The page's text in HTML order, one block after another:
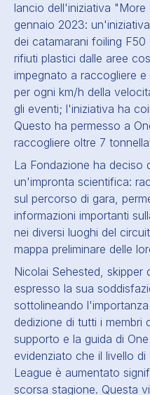
lancio dell'iniziativa
gennaio 2023:
dei catamarani foiling F50
rifiuti plastici dalle aree
impegnato a raccogliere
per ogni km/h della
gli eventi; l'iniziativa ha
Questo ha permesso a
raccogliere oltre 7
La Fondazione ha deciso
un'impronta scientifica:
sul percorso di gara,
informazioni importanti
nei diversi luoghi del
mappa preliminare delle
Nicolai Sehested, skipper
espresso la sua
sottolineando
dedizione di tutti i membri
supporto e la guida di
evidenziato che il livello
League è aumentato
scorsa stagione. Questa